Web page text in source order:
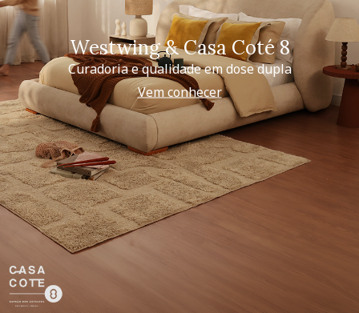
Westwing & Casa Coté 8
Curadoria e qualidade em dose dupla
Vem conhecer